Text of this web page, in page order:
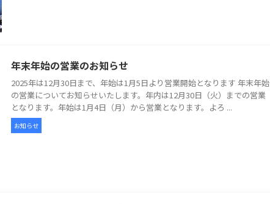
年末年始の営業のお知らせ
2025年は12月30日まで、年始は1月5日より営業開始となります 年末年始
の営業についてお知らせいたします。年内は12月30日（火）までの営業
となります。年始は1月4日（月）から営業となります。よろ ...
お知らせ